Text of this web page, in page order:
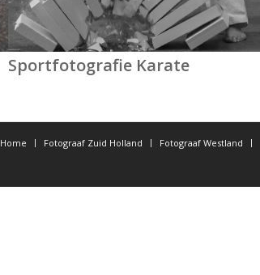
Sportfotografie Karate
Home Fotograaf Zuid Holland Fotograaf Westland